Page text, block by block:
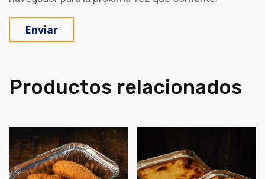
Productos relacionados